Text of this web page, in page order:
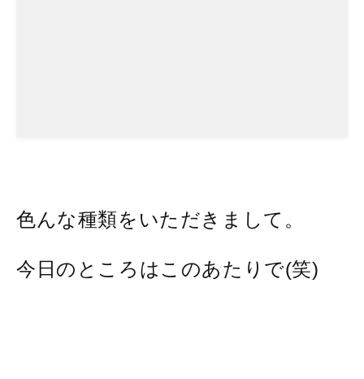
色んな種類をいただきまして。
今日のところはこのあたりで(笑)